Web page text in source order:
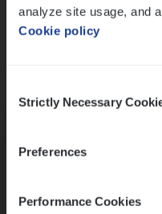
analyze site usage, and
Cookie policy
Selection
Strictly Necessary
Preferences
Performance Cookies